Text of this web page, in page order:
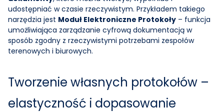
FIELD SERVICE MANAGEMENT
Locatick działa dla każdej branży serwisowej
300+ firm, 6 500+ serwisantów, 1M+ zleceń. Jedno
udostępniać w czasie rzeczywistym. Przykładem takiego
narzędzia jest Moduł Elektroniczne Protokoły – funkcja
umożliwiająca zarządzanie cyfrową dokumentacją w
sposób zgodny z rzeczywistymi potrzebami zespołów
terenowych i biurowych.
Tworzenie własnych protokołów –
elastyczność i dopasowanie